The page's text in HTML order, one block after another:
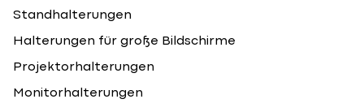
Standhalterungen
Halterungen für große Bildschirme
Projektorhalterungen
Monitorhalterungen